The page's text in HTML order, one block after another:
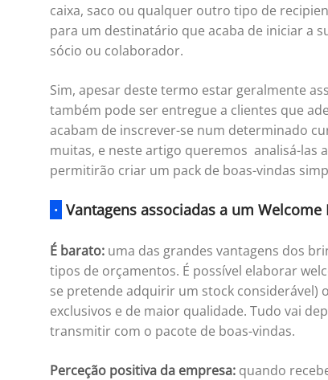
caixa, saco ou qualquer outro tipo de
para um destinatário que acaba de iniciar a
sócio ou colaborador.
Sim, apesar deste termo estar geralmente
também pode ser entregue a clientes que
acabam de inscrever-se num determinado
muitas, e neste artigo queremos analisá-las
permitirão criar um pack de boas-vindas
· Vantagens associadas a um Welcome
É barato: uma das grandes vantagens dos
tipos de orçamentos. É possível elaborar
se pretende adquirir um stock
exclusivos e de maior qualidade. Tudo vai
transmitir com o pacote de boas-vindas.
Perceção positiva da empresa: quando